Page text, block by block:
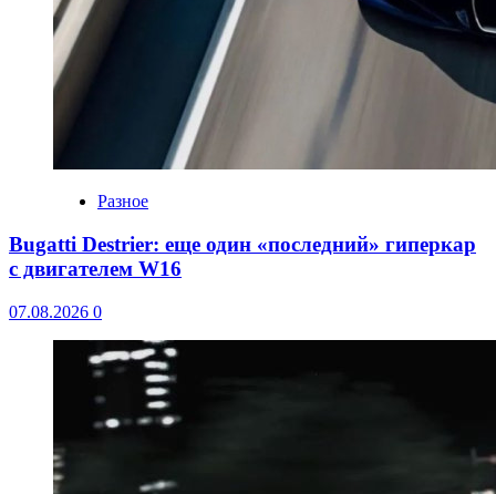
Разное
Bugatti Destrier: еще один «последний» гиперкар
с двигателем W16
07.08.2026 0